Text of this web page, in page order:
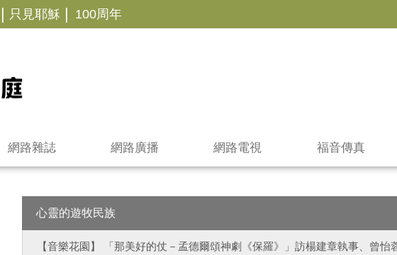
| 只見耶穌 | 100周年
網路雜誌 網路廣播 網路電視 福音傳真
心靈的遊牧民族
【音樂花園】 「那美好的仗－孟德爾頌神劇《保羅》」訪楊建章執事、曾怡